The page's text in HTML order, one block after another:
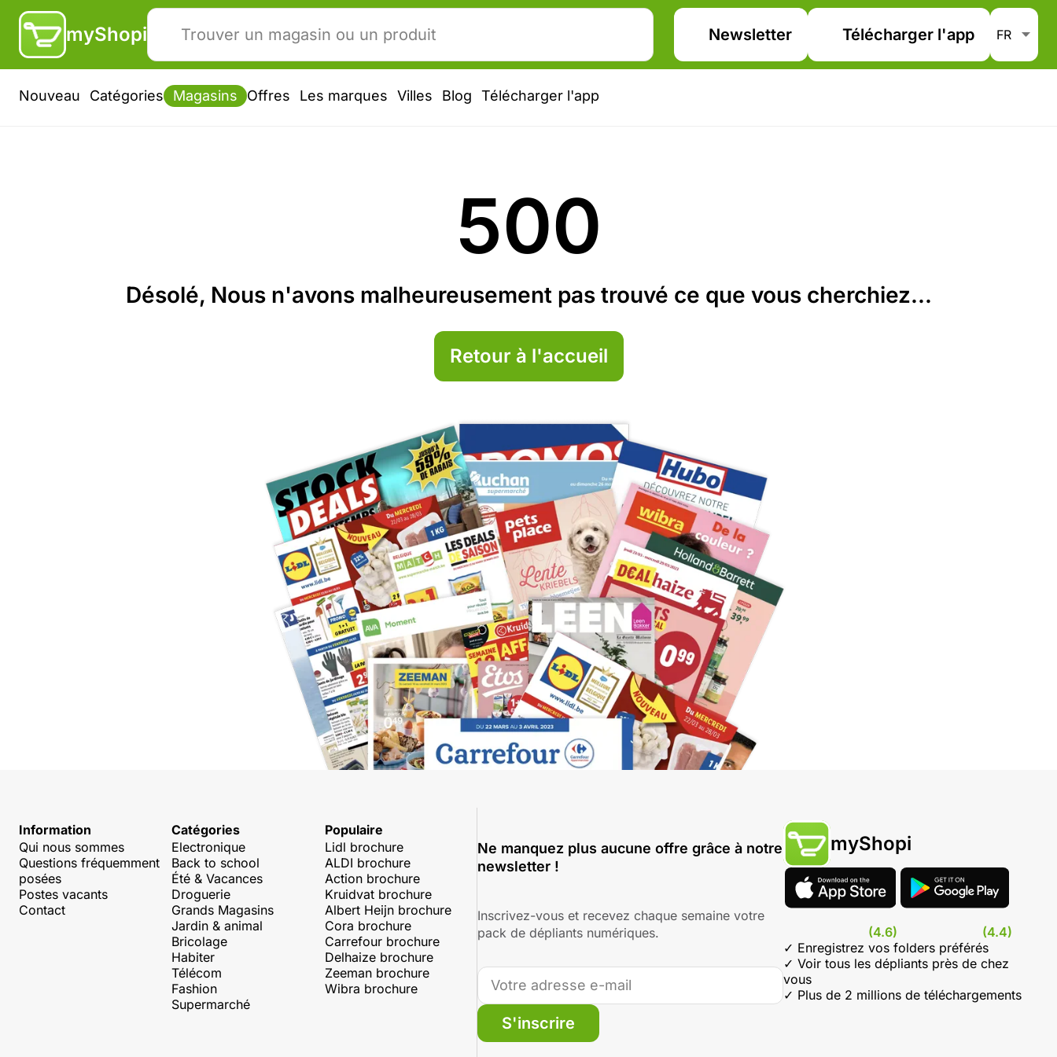
myShopi Newsletter Télécharger l'app
Nouveau Catégories Magasins Offres Les marques Villes Blog Télécharger l'app
500
Désolé, Nous n'avons malheureusement pas trouvé ce que vous cherchiez...
Retour à l'accueil
Information
Qui nous sommes
Questions fréquemment
posées
Postes vacants
Contact
Catégories
Electronique
Back to school
Été & Vacances
Droguerie
Grands Magasins
Jardin & animal
Bricolage
Habiter
Télécom
Fashion
Supermarché
Populaire
Lidl brochure
ALDI brochure
Action brochure
Kruidvat brochure
Albert Heijn brochure
Cora brochure
Carrefour brochure
Delhaize brochure
Zeeman brochure
Wibra brochure
Ne manquez plus aucune offre grâce à notre
newsletter !
Inscrivez-vous et recevez chaque semaine votre
pack de dépliants numériques.
S'inscrire
myShopi
(4.6)
(4.4)
✓ Enregistrez vos folders préférés
✓ Voir tous les dépliants près de chez
vous
✓ Plus de 2 millions de téléchargements